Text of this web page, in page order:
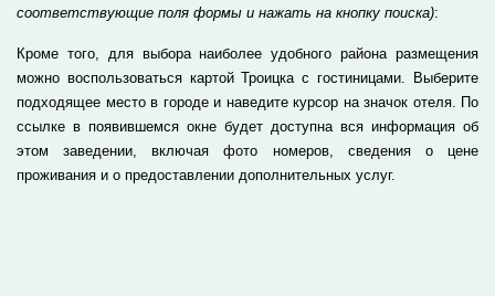
соответствующие поля формы и нажать на кнопку поиска):
Кроме того, для выбора наиболее удобного района размещения
можно воспользоваться картой Троицка с гостиницами. Выберите
подходящее место в городе и наведите курсор на значок отеля. По
ссылке в появившемся окне будет доступна вся информация об
этом заведении, включая фото номеров, сведения о цене
проживания и о предоставлении дополнительных услуг.